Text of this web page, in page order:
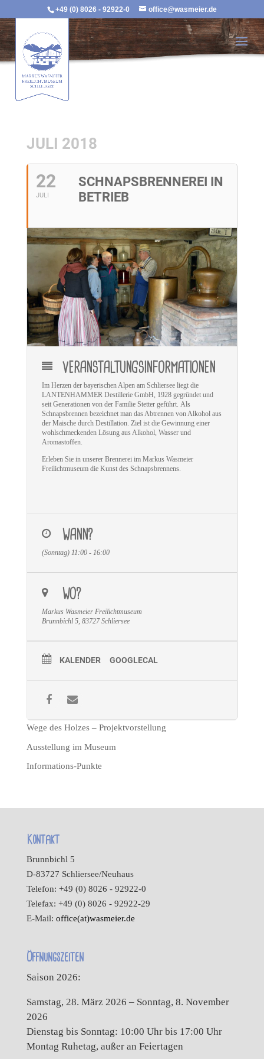
+49 (0) 8026 - 92922-0 office@wasmeier.de
JULI 2018
22
JULI
SCHNAPSBRENNEREI IN
BETRIEB
VERANSTALTUNGSINFORMATIONEN
Im Herzen der bayerischen Alpen am Schliersee liegt die
LANTENHAMMER Destillerie GmbH, 1928 gegründet und
seit Generationen von der Familie Stetter geführt. Als
Schnapsbrennen bezeichnet man das Abtrennen von Alkohol aus
der Maische durch Destillation. Ziel ist die Gewinnung einer
wohlschmeckenden Lösung aus Alkohol, Wasser und
Aromastoffen.
Erleben Sie in unserer Brennerei im Markus Wasmeier
Freilichtmuseum die Kunst des Schnapsbrennens.
WANN?
(Sonntag) 11:00 - 16:00
WO?
Markus Wasmeier Freilichtmuseum
Brunnbichl 5, 83727 Schliersee
KALENDER GOOGLECAL
Wege des Holzes – Projektvorstellung
Ausstellung im Museum
Informations-Punkte
Kontakt
Brunnbichl 5
D-83727 Schliersee/Neuhaus
Telefon: +49 (0) 8026 - 92922-0
Telefax: +49 (0) 8026 - 92922-29
E-Mail: office(at)wasmeier.de
Öffnungszeiten
Saison 2026:
Samstag, 28. März 2026 – Sonntag, 8. November
2026
Dienstag bis Sonntag: 10:00 Uhr bis 17:00 Uhr
Montag Ruhetag, außer an Feiertagen